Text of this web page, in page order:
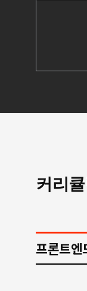
커리
프론트